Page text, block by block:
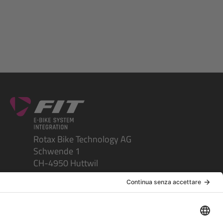
Rotax Bike Technology AG
Schwende 1
CH-4950 Huttwil